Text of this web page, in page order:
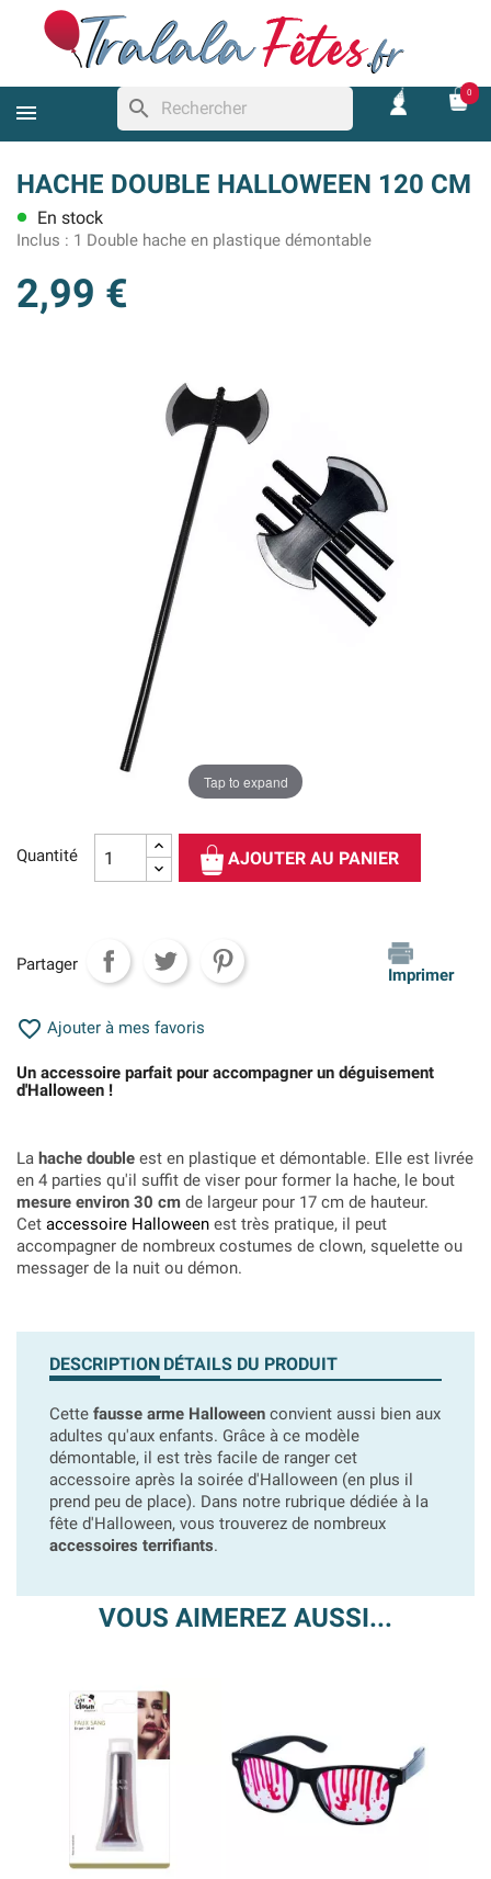
search
0
HACHE DOUBLE HALLOWEEN 120 CM
lens En stock
Inclus : 1 Double hache en plastique démontable
2,99 €
Tap to expand
Quantité AJOUTER AU PANIER
Partager
Imprimer
 Ajouter à mes favoris
Un accessoire parfait pour accompagner un déguisement
d'Halloween !
La hache double est en plastique et démontable. Elle est livrée
en 4 parties qu'il suffit de viser pour former la hache, le bout
mesure environ 30 cm de largeur pour 17 cm de hauteur.
Cet accessoire Halloween est très pratique, il peut
accompagner de nombreux costumes de clown, squelette ou
messager de la nuit ou démon.
DESCRIPTION DÉTAILS DU PRODUIT
Cette fausse arme Halloween convient aussi bien aux
adultes qu'aux enfants. Grâce à ce modèle
démontable, il est très facile de ranger cet
accessoire après la soirée d'Halloween (en plus il
prend peu de place). Dans notre rubrique dédiée à la
fête d'Halloween, vous trouverez de nombreux
accessoires terrifiants.
VOUS AIMEREZ AUSSI...